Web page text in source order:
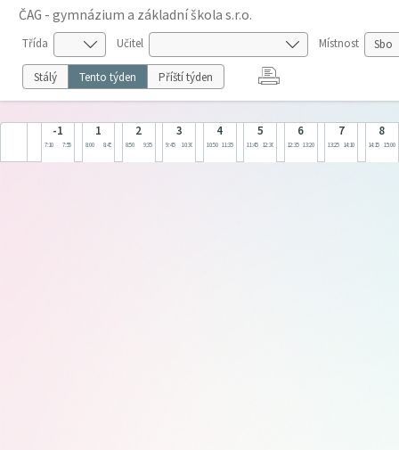
ČAG - gymnázium a základní škola s.r.o.
Třída Učitel Místnost
Stálý Tento týden Příští týden
-1
7:10 7:55
1
8:00 8:45
2
8:50 9:35
3
9:45 10:30
4
10:50 11:35
5
11:45 12:30
6
12:35 13:20
7
13:25 14:10
8
14:15 15:00